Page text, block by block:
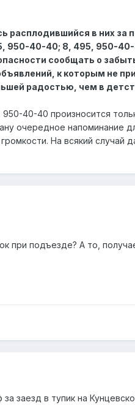
расплодившийся в них
950-40-40; 8, 495, 950-
сообщать о
к которым не
радостью, чем в
40-40 произносится
очередное напоминание
На всякий случай
подъезде? А то,
заезд в тупик на